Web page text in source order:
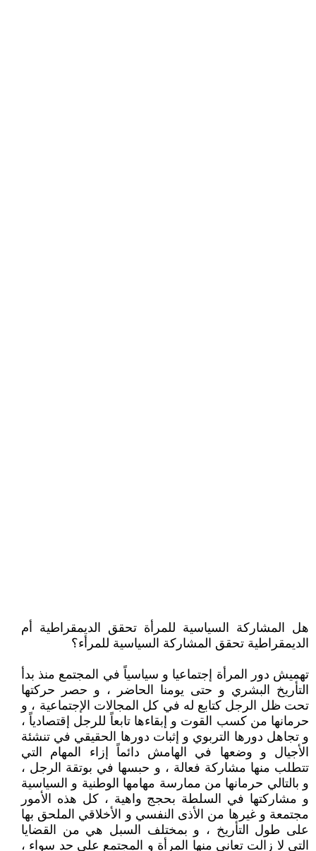
هل المشاركة السياسية للمرأة تحقق الديمقراطية أم
الديمقراطية تحقق المشاركة السياسية للمرأء؟
تهميش دور المرأة إجتماعيا و سياسياً في المجتمع منذ بدأ
التأريخ البشري و حتى يومنا الحاضر ، و حصر حركتها
تحت ظل الرجل كتابع له في كل المجالات الإجتماعية ، و
حرمانها من كسب القوت و إبقاءها تابعاً للرجل إقتصادياً ،
و تجاهل دورها التربوي و إثبات دورها الحقيقي في تنشئة
الأجيال و وضعها في الهامش دائماً إزاء المهام التي
تتطلب منها مشاركة فعالة ، و حبسها في بوتقة الرجل ،
و بالتالي حرمانها من ممارسة مهامها الوطنية و السياسية
و مشاركتها في السلطة بحجج واهية ، كل هذه الأمور
مجتمعة و غيرها من الأذى النفسي و الأخلاقي الملحق بها
على طول التأريخ ، و بمختلف السبل هي من القضايا
التي لا زالت تعاني منها المرأة و المجتمع على حد سواء ،